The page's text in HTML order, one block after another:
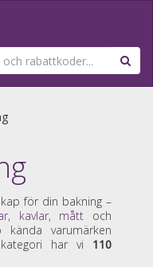
för din bakning –
, kavlar, mått och
varumärken
har vi 110